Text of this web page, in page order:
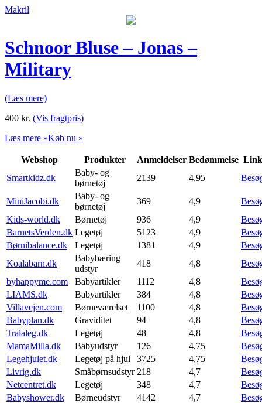
Makril
Schnoor Bluse – Jonas –
Military
(Læs mere)
400 kr. (Vis fragtpris)
Læs mere »Køb nu »
Webshop Produkter Anmeldelser Bedømmelse Link
Smartkidz.dk
Baby- og
børnetøj
2139 4,95
MiniJacobi.dk
Baby- og
børnetøj
369 4,9
Kids-world.dk
Børnetøj 936 4,9
BarnetsVerden.dk Legetøj 5123 4,9
Børnibalance.dk
Legetøj 1381 4,9
Koalabarn.dk
Babybæring
udstyr
418 4,8
byhappyme.com
Babyartikler 1112 4,8
LIAMS.dk
Babyartikler 384 4,8
Villavejen.com
Børneværelset 1100 4,8
Babyplan.dk
Graviditet 94 4,8
Tralaleg.dk
Legetøj 48 4,8
MamaMilla.dk
Babyudstyr 126 4,75
Legehjulet.dk
Legetøj på hjul 3725 4,75
Livrig.dk
Småbørnsudstyr 218 4,7
Netcentret.dk
Legetøj 348 4,7
Babyshower.dk
Børneudstyr 4142 4,7